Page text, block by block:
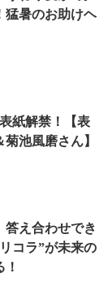
猛暑のお助けヘ
紙解禁！【表
池風磨さん】
答え合わせでき
コラ”が未来の